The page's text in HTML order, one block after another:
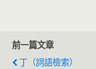
前一篇文章
丁（詞語檢索）